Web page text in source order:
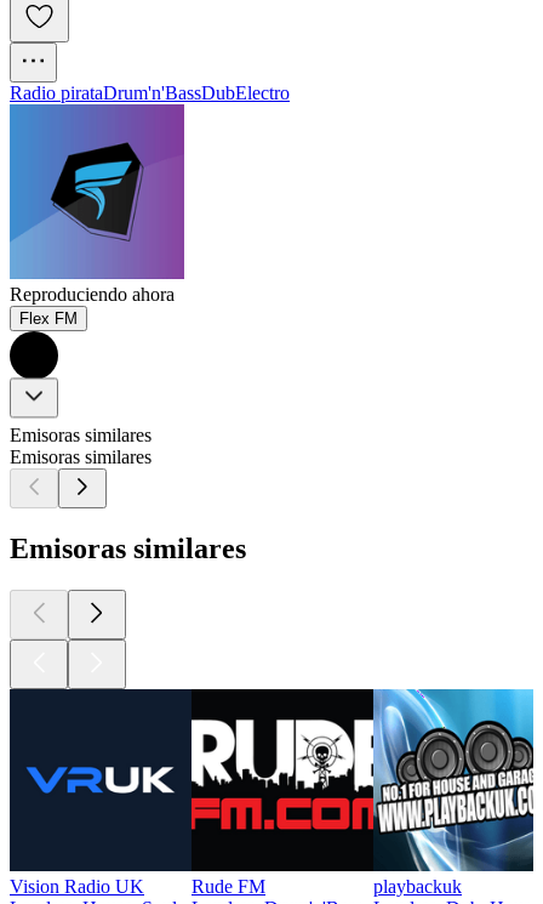
Radio pirataDrum'n'BassDubElectro
Reproduciendo ahora
Flex FM
Emisoras similares
Emisoras similares
Emisoras similares
Vision Radio UK
Rude FM
playbackuk